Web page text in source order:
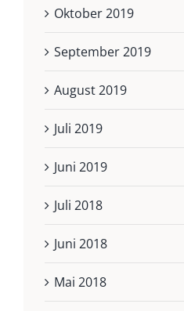
Oktober 2019
September 2019
August 2019
Juli 2019
Juni 2019
Juli 2018
Juni 2018
Mai 2018